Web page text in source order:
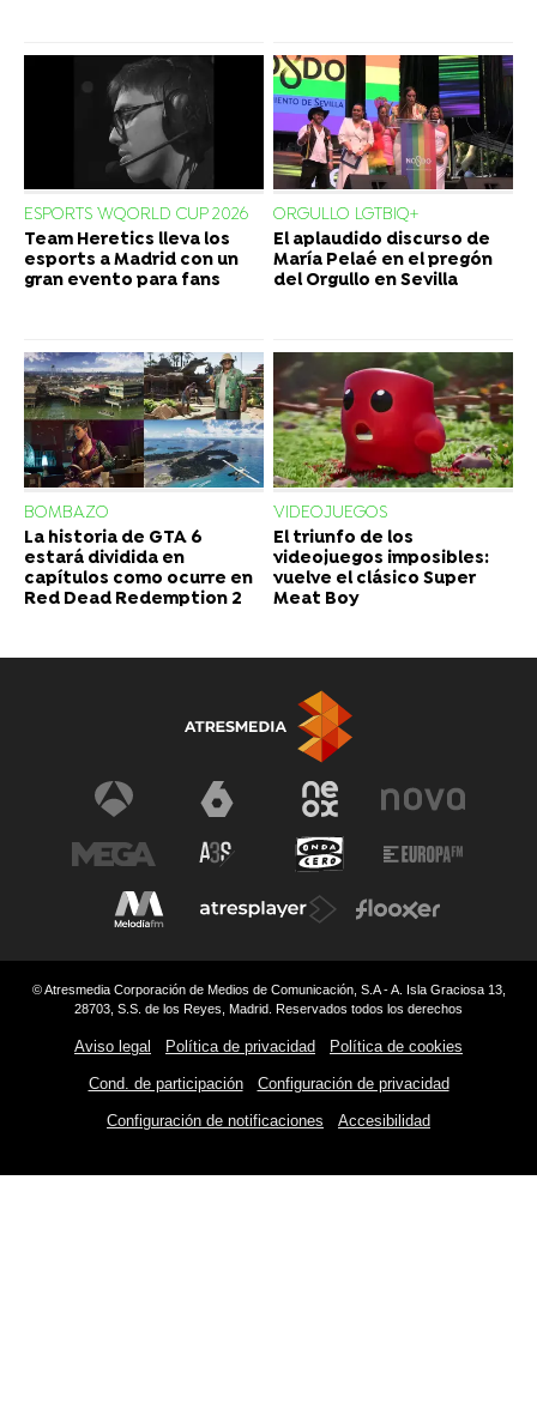
ESPORTS WQORLD CUP 2026
Team Heretics lleva los
esports a Madrid con un
gran evento para fans
ORGULLO LGTBIQ+
El aplaudido discurso de
María Pelaé en el pregón
del Orgullo en Sevilla
BOMBAZO
La historia de GTA 6
estará dividida en
capítulos como ocurre en
Red Dead Redemption 2
VIDEOJUEGOS
El triunfo de los
videojuegos imposibles:
vuelve el clásico Super
Meat Boy
© Atresmedia Corporación de Medios de Comunicación, S.A - A. Isla Graciosa 13,
28703, S.S. de los Reyes, Madrid. Reservados todos los derechos
Aviso legal Política de privacidad Política de cookies
Cond. de participación Configuración de privacidad
Configuración de notificaciones Accesibilidad